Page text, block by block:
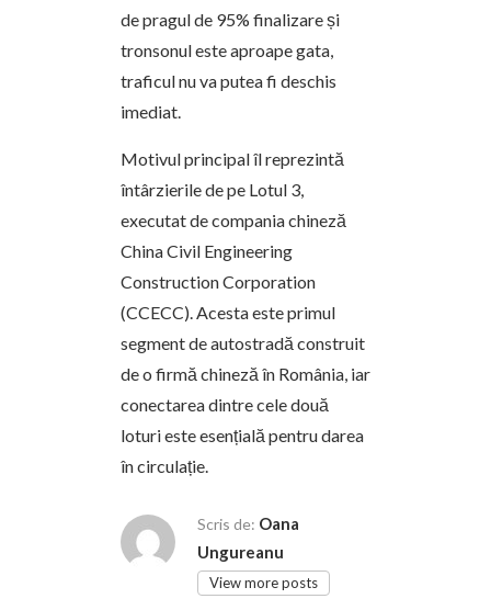
de pragul de 95% finalizare și
tronsonul este aproape gata,
traficul nu va putea fi deschis
imediat.
Motivul principal îl reprezintă
întârzierile de pe Lotul 3,
executat de compania chineză
China Civil Engineering
Construction Corporation
(CCECC). Acesta este primul
segment de autostradă construit
de o firmă chineză în România, iar
conectarea dintre cele două
loturi este esențială pentru darea
în circulație.
Scris de: Oana
Ungureanu
View more posts